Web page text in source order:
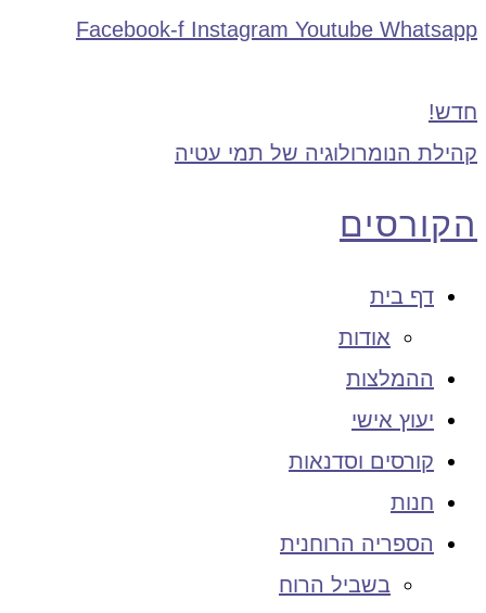
Facebook-f Instagram Youtube Whatsapp
חדש!
קהילת הנומרולוגיה של תמי עטיה
הקורסים
דף בית
אודות
ההמלצות
יעוץ אישי
קורסים וסדנאות
חנות
הספריה הרוחנית
בשביל הרוח